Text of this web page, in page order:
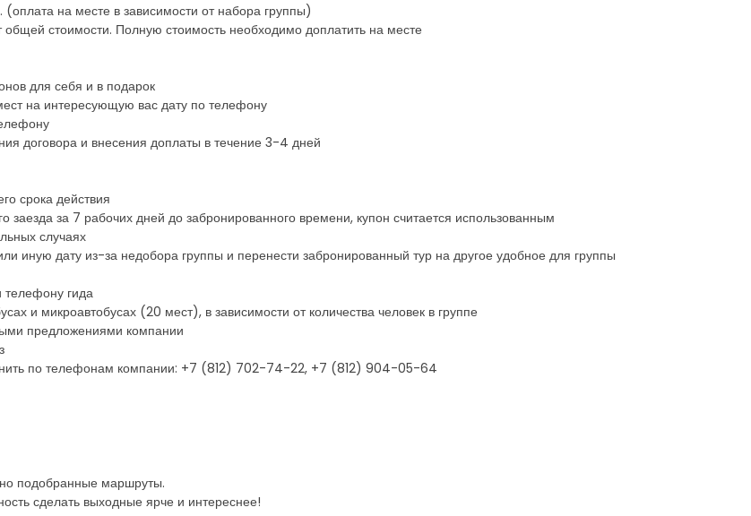
на месте в зависимости от набора группы)
стоимости. Полную стоимость необходимо доплатить на месте
для себя и в подарок
на интересующую вас дату по телефону
договора и внесения доплаты в течение 3-4 дней
срока действия
заезда за 7 рабочих дней до забронированного времени, купон считается использованным
случаях
иную дату из-за недобора группы и перенести забронированный тур на другое удобное для группы
гида
и микроавтобусах (20 мест), в зависимости от количества человек в группе
предложениями компании
по телефонам компании: +7 (812) 702-74-22, +7 (812) 904-05-64
подобранные маршруты.
сделать выходные ярче и интереснее!